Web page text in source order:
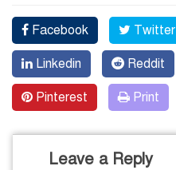
Facebook Twitter
Linkedin Reddit
Pinterest Print
Leave a Reply